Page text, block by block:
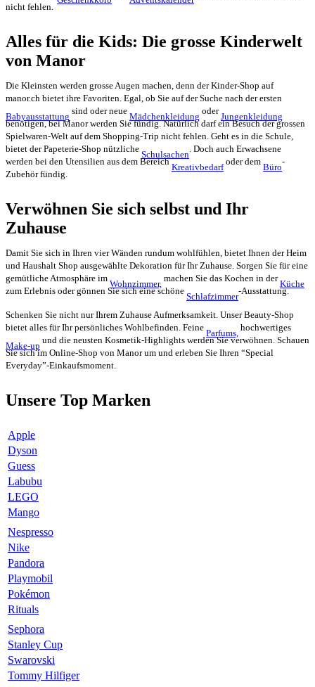
nicht fehlen.
Alles für die Kids: Die grosse Kinderwelt
von Manor
Die Kleinsten werden grosse Augen machen, denn der Kinder-Shop auf
manor.ch bietet ihre Favoriten. Egal, ob Sie auf der Suche nach der ersten
Babyausstattung
sind oder neue
Mädchenkleidung
oder
Jungenkleidung
benötigen, bei Manor werden Sie fündig. Natürlich darf ein Besuch der grossen
Spielwaren-Welt auf dem Shopping-Trip nicht fehlen. Geht es in die Schule,
bietet der Papeterie-Shop nützliche
Schulsachen
. Doch auch Erwachsene
werden bei den Utensilien aus dem Bereich
Kreativbedarf
oder dem
Büro
-
Zubehör fündig.
Verwöhnen Sie sich selbst und Ihr
Zuhause
Damit Sie sich in Ihren vier Wänden rundum wohlfühlen, bietet Ihnen der Heim
und Haushalt Shop ausgewählte Dekoration für Ihr Zuhause. Sorgen Sie für eine
gemütliche Atmosphäre im
Wohnzimmer,
machen Sie das Kochen in der
Küche
zum Erlebnis oder gönnen Sie sich eine schöne
Schlafzimmer
-Ausstattung.
Schenken Sie nicht nur Ihrem Zuhause Aufmerksamkeit. Unser Beauty-Shop
bietet alles für Ihr persönliches Wohlbefinden. Feine
Parfums,
hochwertiges
Make-up
und die neusten Kosmetik-Highlights werden Sie verwöhnen. Schauen
Sie sich im Online-Shop von Manor um und erleben Sie Ihren “Special
Everyday”-Einkaufsmoment.
Unsere Top Marken
Apple
Dyson
Guess
Labubu
LEGO
Mango
Nespresso
Nike
Pandora
Playmobil
Pokémon
Rituals
Sephora
Stanley Cup
Swarovski
Tommy Hilfiger